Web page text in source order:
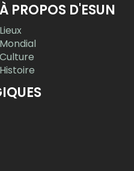
À PROPOS D'ESUN
Lieux
Mondial
Culture
Histoire